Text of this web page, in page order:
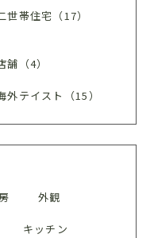
世帯住宅（17）
舗（4）
外テイスト（15）
外観
キッチン